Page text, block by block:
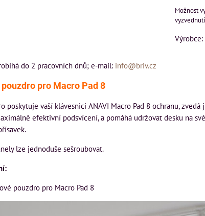
vyzvednutí
Výrobce:
do 2 pracovních dnů; e-mail: info@briv.cz
pro Macro Pad 8
poskytuje vaší klávesnici ANAVI Macro Pad 8 ochranu,
efektivní podsvícení, a pomáhá udržovat desku na
lze jednoduše sešroubovat.
pouzdro pro Macro Pad 8